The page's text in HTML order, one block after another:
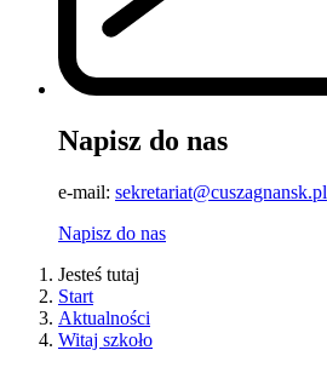
Napisz do nas
e-mail: sekretariat@cuszagnansk.pl
Napisz do nas
Jesteś tutaj
Start
Aktualności
Witaj szkoło